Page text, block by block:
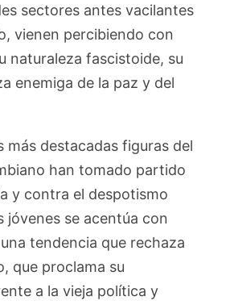
sectores antes vacilantes
vienen percibiendo con
naturaleza fascistoide, su
enemiga de la paz y del
más destacadas figuras del
han tomado partido
y contra el despotismo
jóvenes se acentúa con
tendencia que rechaza
que proclama su
a la vieja política y